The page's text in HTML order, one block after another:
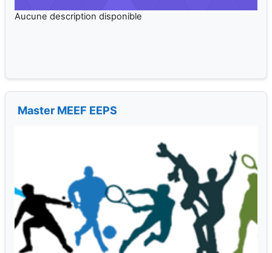
Master MEEF EEPS